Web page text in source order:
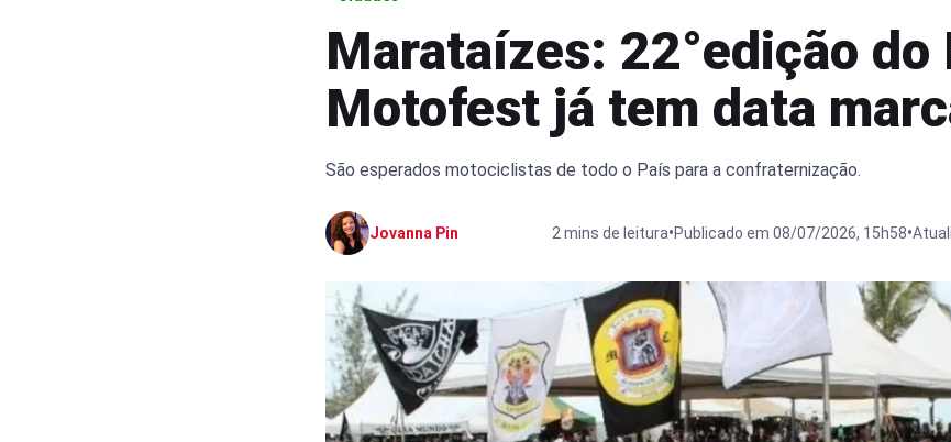
Marataízes: 22°edição do
Motofest já tem data
São esperados motociclistas de todo o País para a confraternização.
Jovanna Pin 2 mins de leitura•Publicado em 08/07/2026, 15h58•